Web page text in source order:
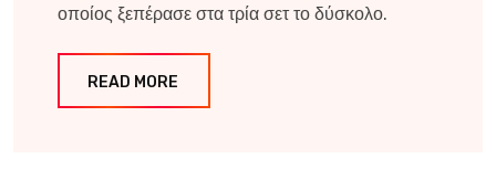
οποίος ξεπέρασε στα τρία σετ το δύσκολο.
READ MORE